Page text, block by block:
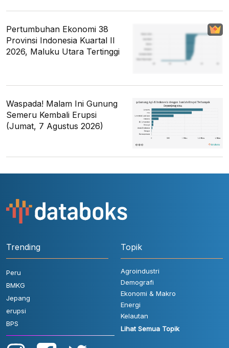
Pertumbuhan Ekonomi 38
Provinsi Indonesia Kuartal II
2026, Maluku Utara Tertinggi
Waspada! Malam Ini Gunung
Semeru Kembali Erupsi
(Jumat, 7 Agustus 2026)
Trending
Peru
BMKG
Jepang
erupsi
BPS
Topik
Agroindustri
Demografi
Ekonomi & Makro
Energi
Kelautan
Lihat Semua Topik